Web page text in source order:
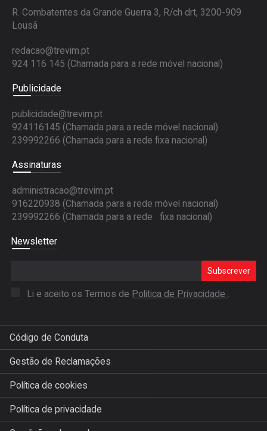
R. Combatentes da Grande Guerra 3, R/ch drt, 3200-909
Lousã
redacao@trevim.pt
924 116 145 (Chamada para a rede móvel nacional)
Publicidade
publicidade@trevim.pt
924116145 (Chamada para a rede móvel nacional)
239992266 (Chamada para a rede fixa nacional)
Assinaturas
administracao@trevim.pt
916220938 (Chamada para a rede móvel nacional)
239992266 (Chamada para a rede fixa nacional)
Newsletter
Subscrever
Li e aceito os Termos de Politica de Privacidade .
Código de Conduta
Gestão de Reclamações
Política de cookies
Política de privacidade